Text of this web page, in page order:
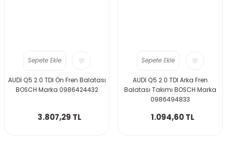
Sepete Ekle
AUDİ Q5 2.0 TDI Ön Fren Balatası
BOSCH Marka 0986424432
3.807,29 TL
Sepete Ekle
AUDİ Q5 2.0 TDI Arka Fren
Balatası Takımı BOSCH Marka
0986494833
1.094,60 TL